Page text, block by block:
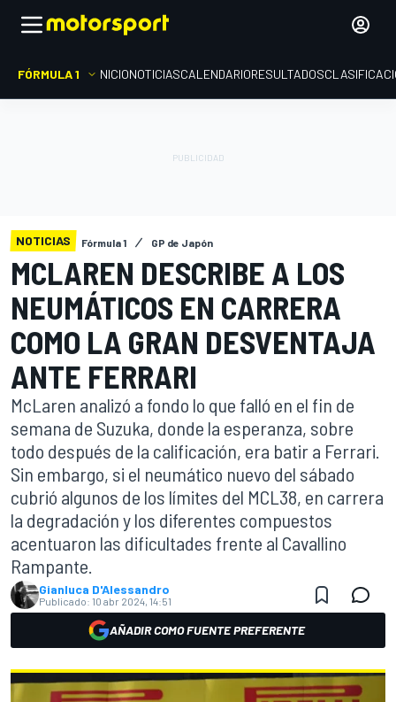
FÓRMULA 1 INICIONOTICIASCALENDARIORESULTADOS
NOTICIAS Fórmula 1 GP de Japón
MCLAREN DESCRIBE A LOS
NEUMÁTICOS EN CARRERA
COMO LA GRAN DESVENTAJA
ANTE FERRARI
McLaren analizó a fondo lo que falló en el fin de
semana de Suzuka, donde la esperanza, sobre
todo después de la calificación, era batir a Ferrari.
Sin embargo, si el neumático nuevo del sábado
cubrió algunos de los límites del MCL38, en carrera
la degradación y los diferentes compuestos
acentuaron las dificultades frente al Cavallino
Rampante.
Gianluca D'Alessandro
Publicado: 10 abr 2024, 14:51
AÑADIR COMO FUENTE PREFERENTE